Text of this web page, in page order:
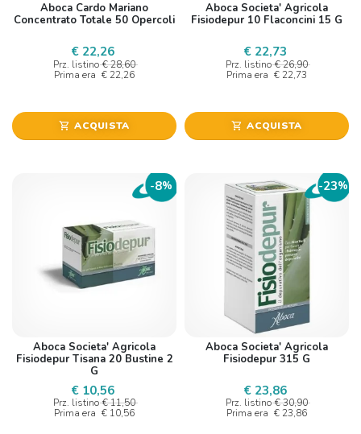
Aboca Cardo Mariano
Concentrato Totale 50 Opercoli
€ 22,26
Prz. listino € 28,60
Prima era € 22,26
shopping_cart ACQUISTA
Aboca Societa' Agricola
Fisiodepur 10 Flaconcini 15 G
€ 22,73
Prz. listino € 26,90
Prima era € 22,73
shopping_cart ACQUISTA
-8%
Aboca Societa' Agricola
Fisiodepur Tisana 20 Bustine 2
G
€ 10,56
Prz. listino € 11,50
Prima era € 10,56
-23%
Aboca Societa' Agricola
Fisiodepur 315 G
€ 23,86
Prz. listino € 30,90
Prima era € 23,86